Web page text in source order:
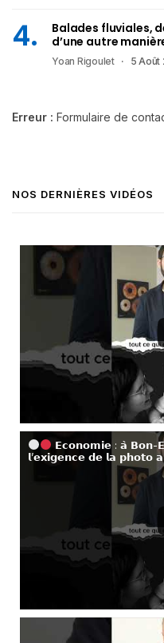
Balades fluviales,
d’une autre
Yoan Rigoulet 5 Août
Erreur : Formulaire de
NOS DERNIÈRES VIDÉOS
𝗘𝗰𝗼𝗻𝗼𝗺𝗶𝗲 : 𝗮̀ 𝗕𝗼𝗻-
𝗹’𝗲𝘅𝗶𝗴𝗲𝗻𝗰𝗲 𝗱𝗲 𝗹𝗮 𝗽𝗵𝗼𝘁𝗼